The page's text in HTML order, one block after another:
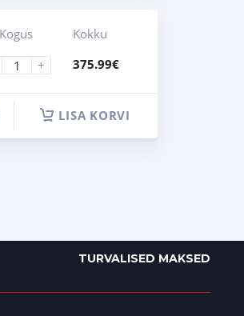
Kogus
+
Kokku
375.99€
LISA KORVI
TURVALISED MAKSED